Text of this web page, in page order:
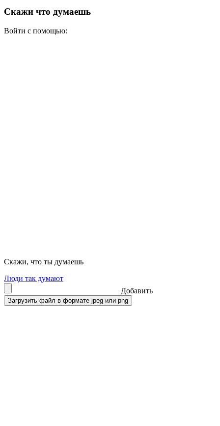
Скажи что думаешь
Войти с помощью:
Скажи, что ты думаешь
Люди так думают
Добавить